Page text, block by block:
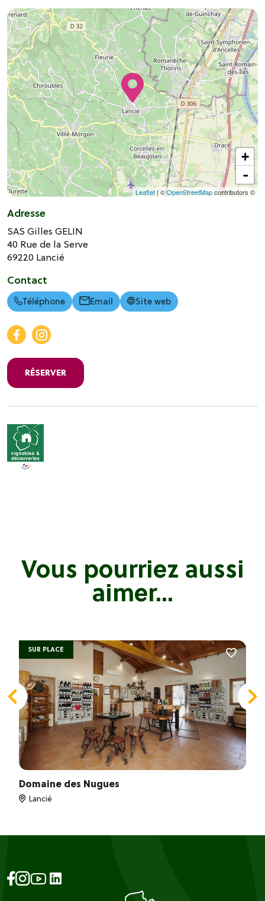
+
-
Leaflet | ©OpenStreetMapcontributors ©
Adresse
SAS Gilles GELIN
40 Rue de la Serve
69220 Lancié
Contact
Téléphone Email Site web
RÉSERVER
Vous pourriez aussi
aimer...
Domaine des Nugues
Lancié
SUR PLACE